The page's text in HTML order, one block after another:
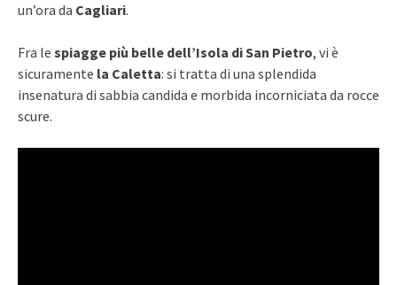
un’ora da Cagliari.
Fra le spiagge più belle dell’Isola di San Pietro, vi è
sicuramente la Caletta: si tratta di una splendida
insenatura di sabbia candida e morbida incorniciata da rocce
scure.